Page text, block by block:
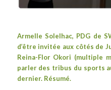
Armelle Solelhac, PDG de
d’être invitée aux côtés de
Reina-Flor Okori (multiple
parler des tribus du sports
dernier. Résumé.